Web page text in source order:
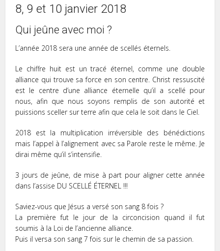
8, 9 et 10 janvier 2018
Qui jeûne avec moi ?
L’année 2018 sera une année de scellés éternels.
Le chiffre huit est un tracé éternel, comme une double
alliance qui trouve sa force en son centre. Christ ressuscité
est le centre d’une alliance éternelle qu’il a scellé pour
nous, afin que nous soyons remplis de son autorité et
puissions sceller sur terre afin que cela le soit dans le Ciel.
2018 est la multiplication irréversible des bénédictions
mais l’appel à l’alignement avec sa Parole reste le même. Je
dirai même qu’il s’intensifie.
3 jours de jeûne, de mise à part pour aligner cette année
dans l’assise DU SCELLÉ ÉTERNEL !!!
Saviez-vous que Jésus a versé son sang 8 fois ?
La première fut le jour de la circoncision quand il fut
soumis à la Loi de l’ancienne alliance.
Puis il versa son sang 7 fois sur le chemin de sa passion.